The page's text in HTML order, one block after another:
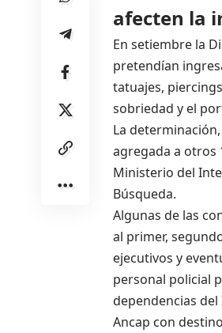
afecten la
En setiembre la
pretendían
tatuajes,
sobriedad y el
La
agregada a otros
Ministerio del
Búsqueda.
Algunas de las
al primer,
ejecutivos y
personal policial
dependencias
Ancap con